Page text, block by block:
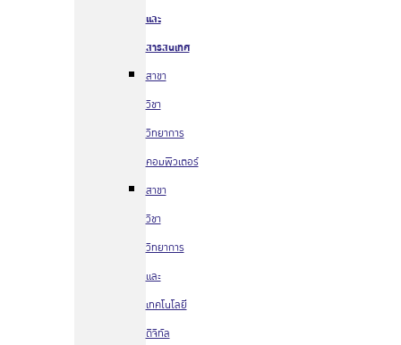
และ
สารสนเทศ
สาขา
วิชา
วิทยาการ
คอมพิวเตอร์
สาขา
วิชา
วิทยาการ
และ
เทคโนโลยี
ดิจิทัล